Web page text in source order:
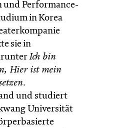
und Performance-
in Korea
sie in
Ich bin
Hier ist mein
.
und studiert
Universität